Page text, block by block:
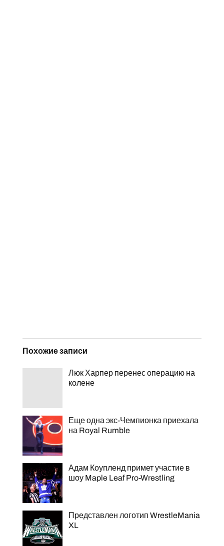
Похожие записи
Люк Харпер перенес операцию на
колене
Еще одна экс-Чемпионка приехала
на Royal Rumble
Адам Коупленд примет участие в
шоу Maple Leaf Pro-Wrestling
Представлен логотип WrestleMania
XL